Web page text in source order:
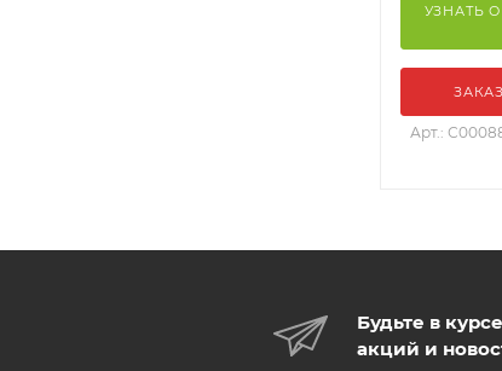
УЗНАТЬ
Арт.:
Будьте в
акций и